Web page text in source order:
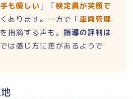
も優しい 」「検定員が笑顔で
あります。一方で「車両管理
を指摘する声も。 指導の評判は
は感じ方に差があるようで